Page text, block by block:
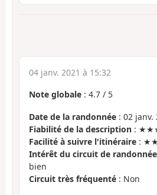
04 janv. 2021 à 15:32
Note globale : 4.7 / 5
Date de la randonnée : 02 janv.
Fiabilité de la description :
Facilité à suivre l'itinéraire :
Intérêt du circuit de randonnée
bien
Circuit très fréquenté : Non